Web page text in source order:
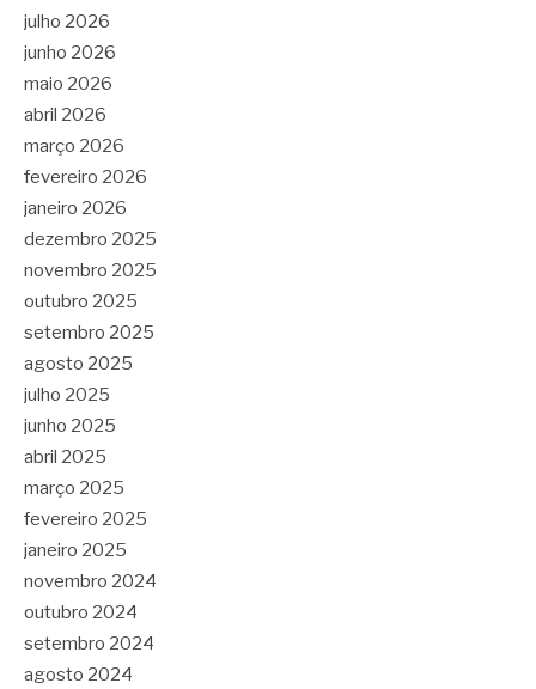
julho 2026
junho 2026
maio 2026
abril 2026
março 2026
fevereiro 2026
janeiro 2026
dezembro 2025
novembro 2025
outubro 2025
setembro 2025
agosto 2025
julho 2025
junho 2025
abril 2025
março 2025
fevereiro 2025
janeiro 2025
novembro 2024
outubro 2024
setembro 2024
agosto 2024